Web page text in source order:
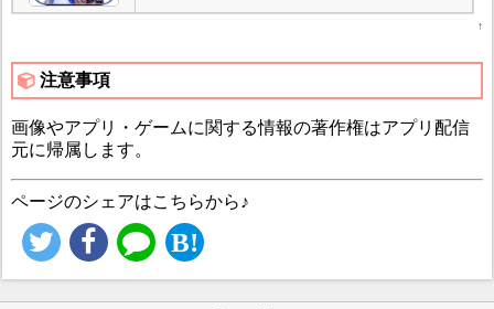
↑
注意事項
画像やアプリ・ゲームに関する情報の著作権はアプリ配信
元に帰属します。
ページのシェアはこちらから♪